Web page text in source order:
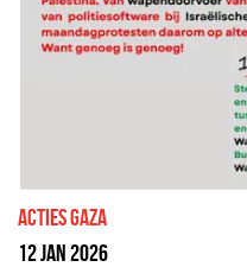
Acties Gaza
12 jan 2026